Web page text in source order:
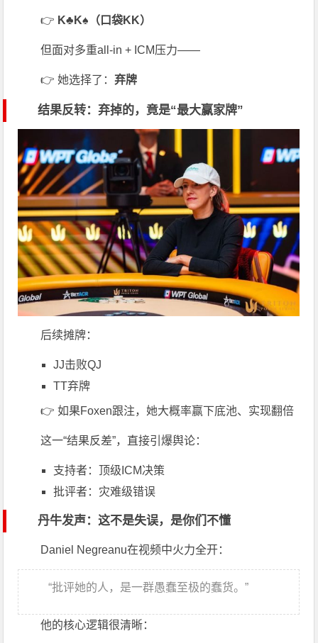
👉 K♣K♠（口袋KK）
但面对多重all-in + ICM压力——
👉 她选择了：弃牌
结果反转：弃掉的，竟是“最大赢家牌”
后续摊牌：
JJ击败QJ
TT弃牌
👉 如果Foxen跟注，她大概率赢下底池、实现翻倍
这一“结果反差”，直接引爆舆论：
支持者：顶级ICM决策
批评者：灾难级错误
丹牛发声：这不是失误，是你们不懂
Daniel Negreanu在视频中火力全开：
“批评她的人，是一群愚蠢至极的蠢货。”
他的核心逻辑很清晰：